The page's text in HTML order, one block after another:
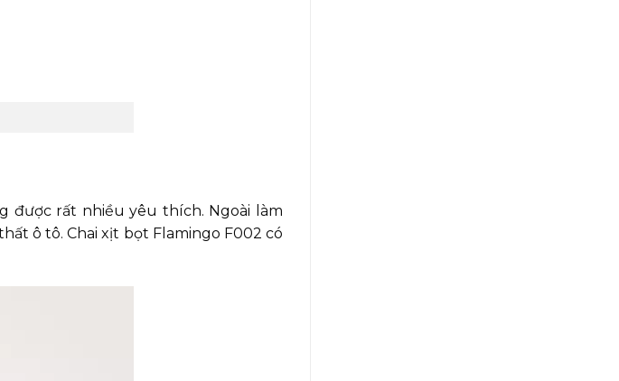
được rất nhiều yêu thích. Ngoài làm
ô tô. Chai xịt bọt Flamingo F002 có